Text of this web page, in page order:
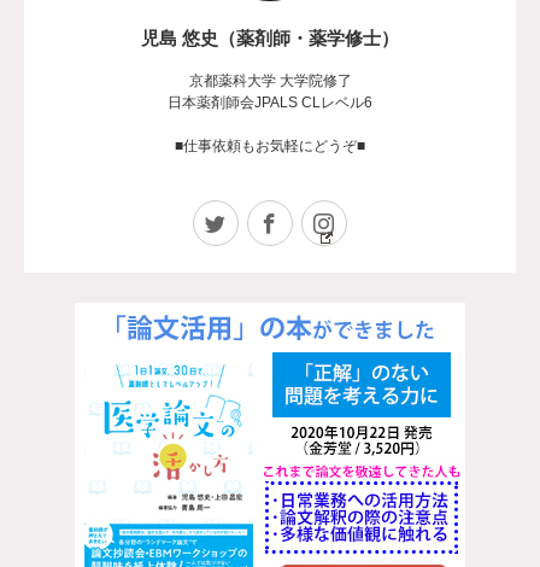
児島 悠史（薬剤師・薬学修士）
京都薬科大学 大学院修了
日本薬剤師会JPALS CLレベル6
■仕事依頼もお気軽にどうぞ■
Twitter Facebook